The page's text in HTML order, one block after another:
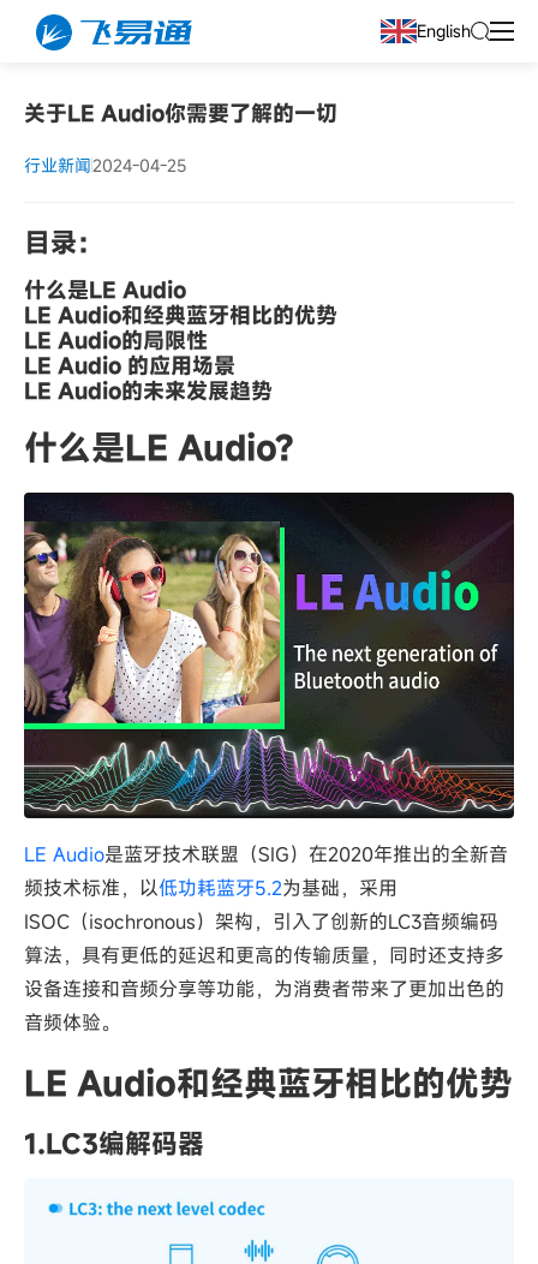
English
关于LE Audio你需要了解的一切
行业新闻2024-04-25
目录：
什么是LE Audio
LE Audio和经典蓝牙相比的优势
LE Audio的局限性
LE Audio 的应用场景
LE Audio的未来发展趋势
什么是LE Audio?
LE Audio是蓝牙技术联盟（SIG）在2020年推出的全新音
频技术标准，以低功耗蓝牙5.2为基础，采用
ISOC（isochronous）架构，引入了创新的LC3音频编码
算法，具有更低的延迟和更高的传输质量，同时还支持多
设备连接和音频分享等功能，为消费者带来了更加出色的
音频体验。
LE Audio和经典蓝牙相比的优势
1.LC3编解码器